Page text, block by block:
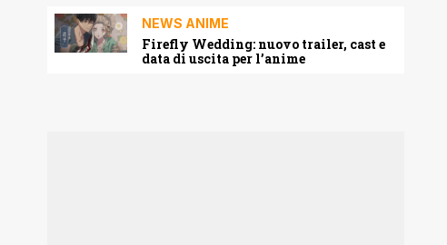
NEWS ANIME
Firefly Wedding: nuovo trailer, cast e
data di uscita per l’anime